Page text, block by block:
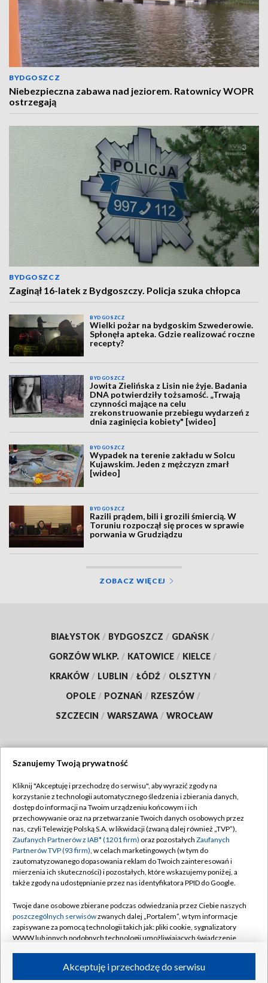
BYDGOSZCZ
Niebezpieczna zabawa nad jeziorem. Ratownicy WOPR
ostrzegają
BYDGOSZCZ
Zaginął 16-latek z Bydgoszczy. Policja szuka chłopca
BYDGOSZCZ
Wielki pożar na bydgoskim Szwederowie.
Spłonęła apteka. Gdzie realizować roczne
recepty?
BYDGOSZCZ
Jowita Zielińska z Lisin nie żyje. Badania
DNA potwierdziły tożsamość. „Trwają
czynności mające na celu
zrekonstruowanie przebiegu wydarzeń z
dnia zaginięcia kobiety" [wideo]
BYDGOSZCZ
Wypadek na terenie zakładu w Solcu
Kujawskim. Jeden z mężczyzn zmarł
[wideo]
BYDGOSZCZ
Razili prądem, bili i grozili śmiercią. W
Toruniu rozpoczął się proces w sprawie
porwania w Grudziądzu
ZOBACZ WIĘCEJ
BIAŁYSTOK / BYDGOSZCZ / GDAŃSK /
GORZÓW WLKP. / KATOWICE / KIELCE /
KRAKÓW / LUBLIN / ŁÓDŹ / OLSZTYN /
OPOLE / POZNAŃ / RZESZÓW /
SZCZECIN / WARSZAWA / WROCŁAW
TVP
Abonament TVP
Emisja w TVP
Centrum informacji TVP
Naziemna Telewizja Cyfrowa
Rada Programowa
System NOS
Informacje o nadawcy
Program dla prasy
Regulamin TVP
Polityka prywatności
Moje zgody
Pomoc
Kontakt
Kanały
Szanujemy Twoją prywatność
Kliknij "Akceptuję i przechodzę do serwisu", aby wyrazić zgody na
korzystanie z technologii automatycznego śledzenia i zbierania danych,
dostęp do informacji na Twoim urządzeniu końcowym i ich
przechowywanie oraz na przetwarzanie Twoich danych osobowych przez
nas, czyli Telewizję Polską S.A. w likwidacji (zwaną dalej również „TVP”),
Zaufanych Partnerów z IAB* (1201 firm) oraz pozostałych Zaufanych
Partnerów TVP (93 firm), w celach marketingowych (w tym do
zautomatyzowanego dopasowania reklam do Twoich zainteresowań i
mierzenia ich skuteczności) i pozostałych, które wskazujemy poniżej, a
także zgody na udostępnianie przez nas identyfikatora PPID do Google.
Twoje dane osobowe zbierane podczas odwiedzania przez Ciebie naszych
poszczególnych serwisówzwanych dalej „Portalem”, w tym informacje
zapisywane za pomocą technologii takich jak: pliki cookie, sygnalizatory
WWW lub innych podobnych technologii umożliwiających świadczenie
ruchu w Internecie.Akceptuję i przechodzę do serwisu